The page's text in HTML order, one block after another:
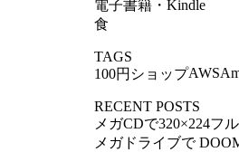
電子書籍・Kindle
食
TAGS
100円ショップAWS
RECENT POSTS
メガCDで320×224フ
メガドライブで